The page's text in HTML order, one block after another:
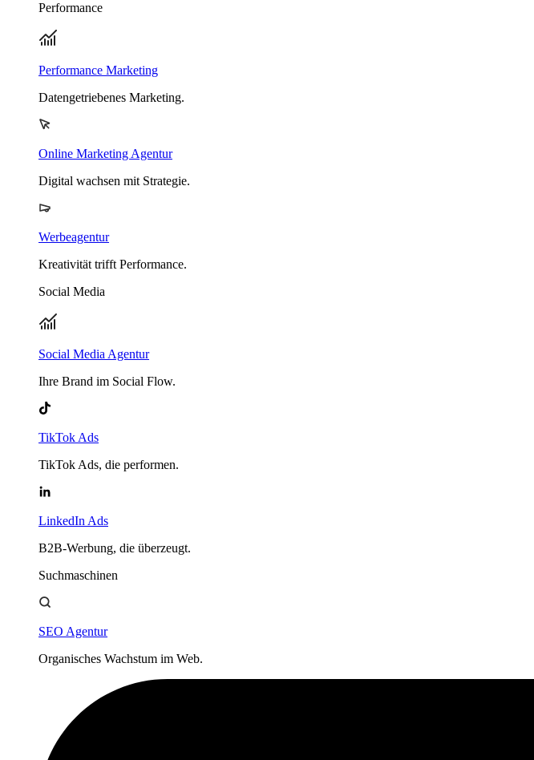
Performance
Performance Marketing
Datengetriebenes Marketing.
Online Marketing Agentur
Digital wachsen mit Strategie.
Werbeagentur
Kreativität trifft Performance.
Social Media
Social Media Agentur
Ihre Brand im Social Flow.
TikTok Ads
TikTok Ads, die performen.
LinkedIn Ads
B2B-Werbung, die überzeugt.
Suchmaschinen
SEO Agentur
Organisches Wachstum im Web.